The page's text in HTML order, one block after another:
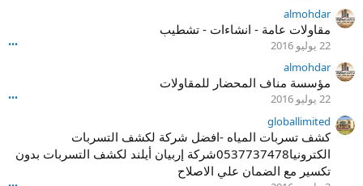
almohdar
مقاولات عامة - انشاءات - تشطيب
22 يوليو 2016 •••
almohdar
مؤسسة مناف المحضار للمقاولات
22 يوليو 2016 •••
globallimited
كشف تسربات المياه -افضل شركة لكشف التسربات
الكترونيا0537737478شركة إربيان أيلند لكشف التسربات بدون
تكسير مع الضمان علي الاصلاح